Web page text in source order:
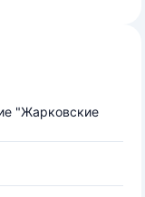
"Жарковские